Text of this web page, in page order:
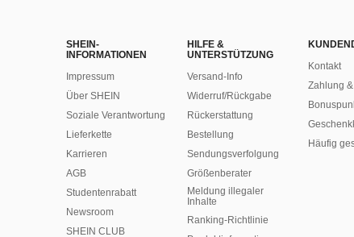
SHEIN-
INFORMATIONEN
Impressum
Über SHEIN
Soziale Verantwortung
Lieferkette
Karrieren
AGB
Studentenrabatt
Newsroom
SHEIN CLUB
HILFE &
UNTERSTÜTZUNG
Versand-Info
Widerruf/Rückgabe
Rückerstattung
Bestellung
Sendungsverfolgung
Größenberater
Meldung illegaler
Inhalte
Ranking-Richtlinie
Kontakt
Zahlung
Häufig